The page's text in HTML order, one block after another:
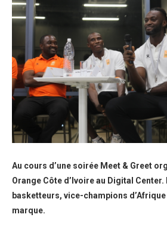
Au cours d’une soirée Meet & Greet
Orange Côte d’Ivoire au Digital Center.
basketteurs, vice-champions
marque.